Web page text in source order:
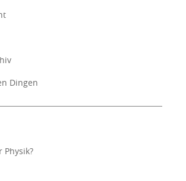
Dingen
Physik?